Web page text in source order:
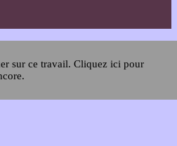
sur ce travail. Cliquez ici pour